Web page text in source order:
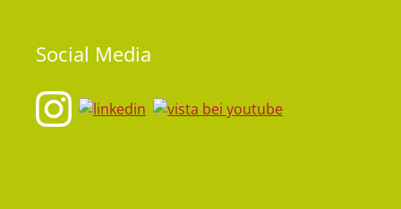
Social Media